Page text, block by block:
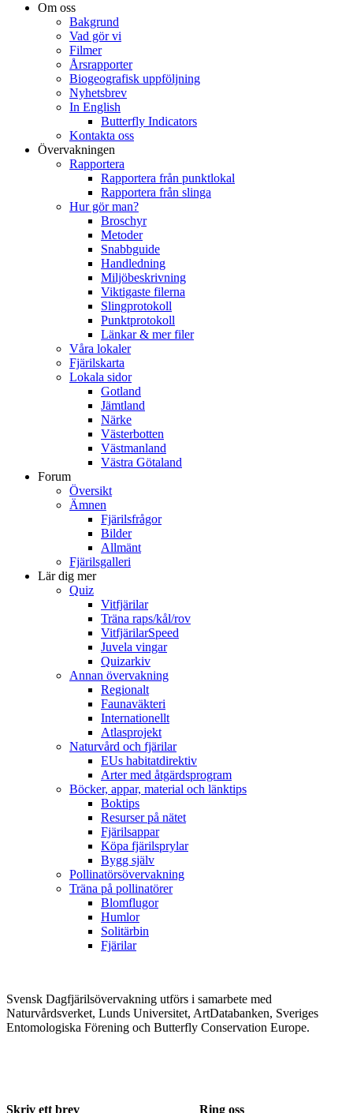
Om oss
Bakgrund
Vad gör vi
Filmer
Årsrapporter
Biogeografisk uppföljning
Nyhetsbrev
In English
Butterfly Indicators
Kontakta oss
Övervakningen
Rapportera
Rapportera från punktlokal
Rapportera från slinga
Hur gör man?
Broschyr
Metoder
Snabbguide
Handledning
Miljöbeskrivning
Viktigaste filerna
Slingprotokoll
Punktprotokoll
Länkar & mer filer
Våra lokaler
Fjärilskarta
Lokala sidor
Gotland
Jämtland
Närke
Västerbotten
Västmanland
Västra Götaland
Forum
Översikt
Ämnen
Fjärilsfrågor
Bilder
Allmänt
Fjärilsgalleri
Lär dig mer
Quiz
Vitfjärilar
Träna raps/kål/rov
VitfjärilarSpeed
Juvela vingar
Quizarkiv
Annan övervakning
Regionalt
Faunaväkteri
Internationellt
Atlasprojekt
Naturvård och fjärilar
EUs habitatdirektiv
Arter med åtgärdsprogram
Böcker, appar, material och länktips
Boktips
Resurser på nätet
Fjärilsappar
Köpa fjärilsprylar
Bygg själv
Pollinatörsövervakning
Träna på pollinatörer
Blomflugor
Humlor
Solitärbin
Fjärilar
Svensk Dagfjärilsövervakning utförs i samarbete med
Naturvårdsverket, Lunds Universitet, ArtDatabanken, Sveriges
Entomologiska Förening och Butterfly Conservation Europe.
Skriv ett brev Ring oss